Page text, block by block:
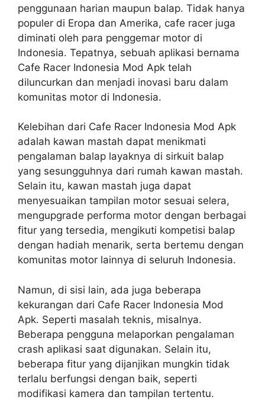
penggunaan harian maupun balap. Tidak hanya
populer di Eropa dan Amerika, cafe racer juga
diminati oleh para penggemar motor di
Indonesia. Tepatnya, sebuah aplikasi bernama
Cafe Racer Indonesia Mod Apk telah
diluncurkan dan menjadi inovasi baru dalam
komunitas motor di Indonesia.
Kelebihan dari Cafe Racer Indonesia Mod Apk
adalah kawan mastah dapat menikmati
pengalaman balap layaknya di sirkuit balap
yang sesungguhnya dari rumah kawan mastah.
Selain itu, kawan mastah juga dapat
menyesuaikan tampilan motor sesuai selera,
mengupgrade performa motor dengan berbagai
fitur yang tersedia, mengikuti kompetisi balap
dengan hadiah menarik, serta bertemu dengan
komunitas motor lainnya di seluruh Indonesia.
Namun, di sisi lain, ada juga beberapa
kekurangan dari Cafe Racer Indonesia Mod
Apk. Seperti masalah teknis, misalnya.
Beberapa pengguna melaporkan pengalaman
crash aplikasi saat digunakan. Selain itu,
beberapa fitur yang dijanjikan mungkin tidak
terlalu berfungsi dengan baik, seperti
modifikasi kamera dan tampilan tertentu.